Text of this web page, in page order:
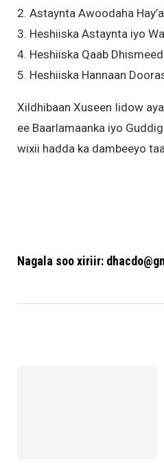
2. Astaynta Awoodaha
3. Heshiiska Astaynta iyo
4. Heshiiska Qaab
5. Heshiiska Hannaan
Xildhibaan Xuseen Iidow
ee Baarlamaanka iyo
wixii hadda ka dambeeyo
Nagala soo xiriir: